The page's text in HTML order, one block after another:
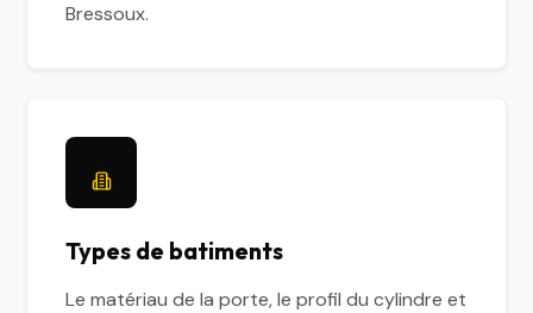
Bressoux.
Types de batiments
Le matériau de la porte, le profil du cylindre et